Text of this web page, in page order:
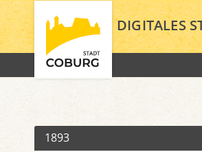
DIGITALES
1893